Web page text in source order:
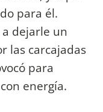
para él.
dejarle un
las carcajadas
para
energía.